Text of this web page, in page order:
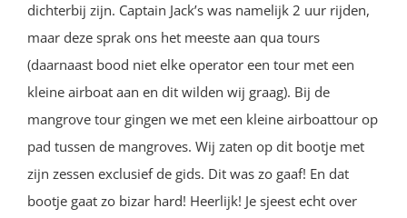
dichterbij zijn. Captain Jack’s was namelijk 2 uur rijden,
maar deze sprak ons het meeste aan qua tours
(daarnaast bood niet elke operator een tour met een
kleine airboat aan en dit wilden wij graag). Bij de
mangrove tour gingen we met een kleine airboattour op
pad tussen de mangroves. Wij zaten op dit bootje met
zijn zessen exclusief de gids. Dit was zo gaaf! En dat
bootje gaat zo bizar hard! Heerlijk! Je sjeest echt over